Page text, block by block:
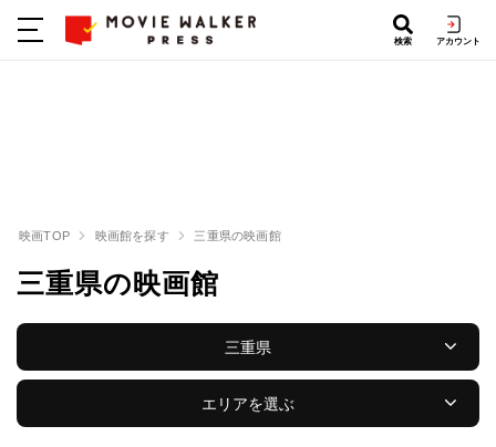
検索 アカウント
映画TOP 映画館を探す 三重県の映画館
三重県の映画館
三重県
エリアを選ぶ